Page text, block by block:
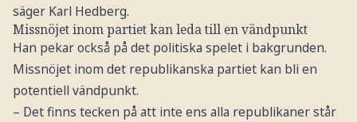
säger Karl Hedberg.
Missnöjet inom partiet kan leda till en vändpunkt
Han pekar också på det politiska spelet i bakgrunden.
Missnöjet inom det republikanska partiet kan bli en
potentiell vändpunkt.
– Det finns tecken på att inte ens alla republikaner står